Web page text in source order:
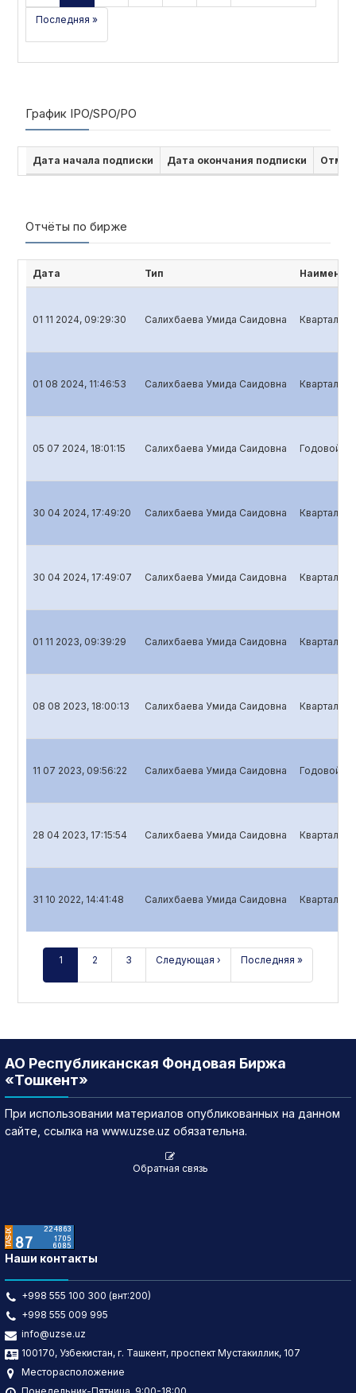
Последняя »
График IPO/SPO/PO
Дата начала подписки Дата окончания подписки
Отчёты по бирже
Дата Тип
01 11 2024, 09:29:30 Салихбаева Умида Саидовна
01 08 2024, 11:46:53 Салихбаева Умида Саидовна
05 07 2024, 18:01:15 Салихбаева Умида Саидовна Годовой
30 04 2024, 17:49:20 Салихбаева Умида Саидовна
30 04 2024, 17:49:07 Салихбаева Умида Саидовна
01 11 2023, 09:39:29 Салихбаева Умида Саидовна
08 08 2023, 18:00:13 Салихбаева Умида Саидовна
11 07 2023, 09:56:22 Салихбаева Умида Саидовна Годовой
28 04 2023, 17:15:54 Салихбаева Умида Саидовна
31 10 2022, 14:41:48 Салихбаева Умида Саидовна
1 2 3 Следующая › Последняя »
АО Республиканская Фондовая Биржа
«Тошкент»
При использовании материалов опубликованных на данном
сайте, ссылка на www.uzse.uz обязательна.
Обратная связь
Наши контакты
+998 555 100 300 (внт:200)
+998 555 009 995
info@uzse.uz
100170, Узбекистан, г. Ташкент, проспект Мустакиллик, 107
Месторасположение